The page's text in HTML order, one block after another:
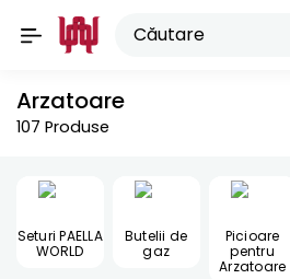
Arzatoare
107 Produse
Seturi PAELLA
WORLD
Butelii de
gaz
Picioare
pentru
Arzatoare